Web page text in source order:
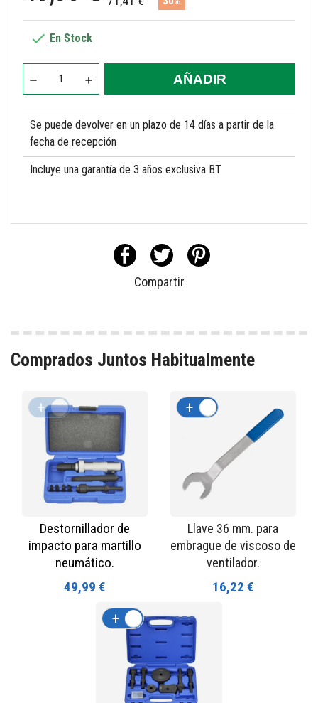
 En Stock
AÑADIR
Se puede devolver en un plazo de 14 días a partir de la
fecha de recepción
Incluye una garantía de 3 años exclusiva BT
Compartir
Comprados Juntos Habitualmente
Destornillador de
impacto para martillo
neumático.
49,99 €
+ -
Llave 36 mm. para
embrague de viscoso de
ventilador.
16,22 €
+
+ -